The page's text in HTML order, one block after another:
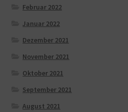
Februar 2022
Januar 2022
Dezember 2021
November 2021
Oktober 2021
September 2021
August 2021